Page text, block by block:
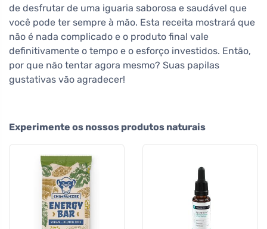
de desfrutar de uma iguaria saborosa e saudável que
você pode ter sempre à mão. Esta receita mostrará que
não é nada complicado e o produto final vale
definitivamente o tempo e o esforço investidos. Então,
por que não tentar agora mesmo? Suas papilas
gustativas vão agradecer!
Experimente os nossos produtos naturais